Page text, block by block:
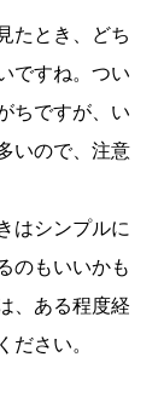
たとき、どち
ですね。つい
ちですが、い
いので、注意
はシンプルに
のもいいかも
、ある程度経
ださい。